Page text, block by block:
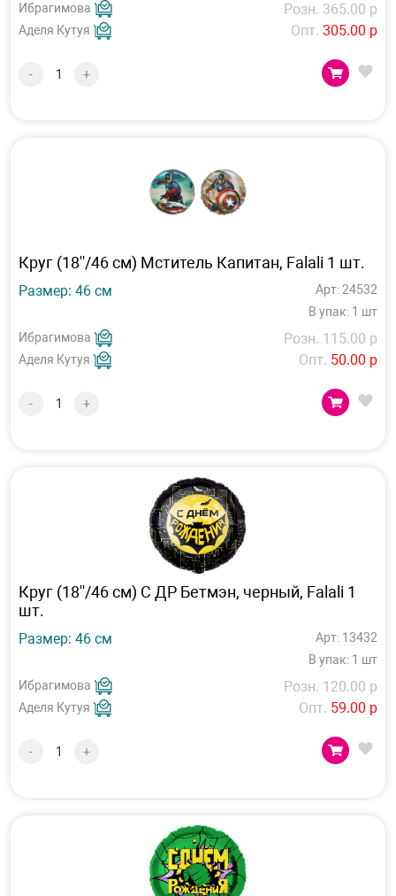
Ибрагимова
Аделя Кутуя
Розн. 365.00 р
Опт. 305.00 р
- +
Круг (18''/46 см) Мститель Капитан, Falali 1 шт.
Размер: 46 см
Арт: 24532
В упак: 1 шт
Ибрагимова
Аделя Кутуя
Розн. 115.00 р
Опт. 50.00 р
- +
Круг (18''/46 см) С ДР Бетмэн, черный, Falali 1
шт.
Размер: 46 см
Арт: 13432
В упак: 1 шт
Ибрагимова
Аделя Кутуя
Розн. 120.00 р
Опт. 59.00 р
- +